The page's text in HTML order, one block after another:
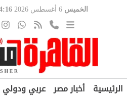
الخميس 04:16
الرئيسية أخبار مصر عربي ودولي